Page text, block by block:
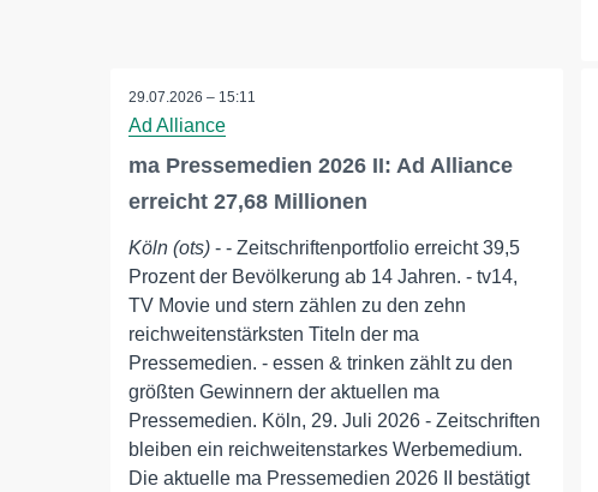
29.07.2026 – 15:11
Ad Alliance
ma Pressemedien 2026 II: Ad Alliance
erreicht 27,68 Millionen
Köln (ots) - - Zeitschriftenportfolio erreicht 39,5
Prozent der Bevölkerung ab 14 Jahren. - tv14,
TV Movie und stern zählen zu den zehn
reichweitenstärksten Titeln der ma
Pressemedien. - essen & trinken zählt zu den
größten Gewinnern der aktuellen ma
Pressemedien. Köln, 29. Juli 2026 - Zeitschriften
bleiben ein reichweitenstarkes Werbemedium.
Die aktuelle ma Pressemedien 2026 II bestätigt